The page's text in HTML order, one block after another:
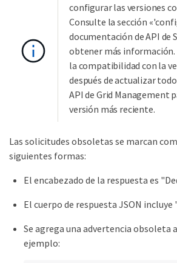
configurar las versiones
Consulte la sección
documentación de API de
obtener más información.
la compatibilidad con la
después de actualizar
API de Grid Management
versión más reciente.
Las solicitudes obsoletas se marcan
siguientes formas:
El encabezado de la respuesta es
El cuerpo de respuesta JSON
Se agrega una advertencia obsoleta
ejemplo: